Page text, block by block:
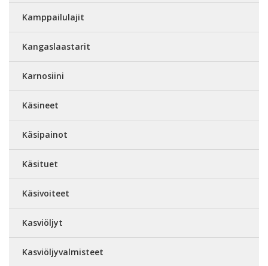
Kamppailulajit
Kangaslaastarit
Karnosiini
Käsineet
Käsipainot
Käsituet
Käsivoiteet
Kasviöljyt
Kasviöljyvalmisteet